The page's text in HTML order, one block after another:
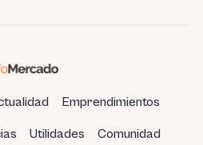
Emprendimientos
Utilidades Comunidad